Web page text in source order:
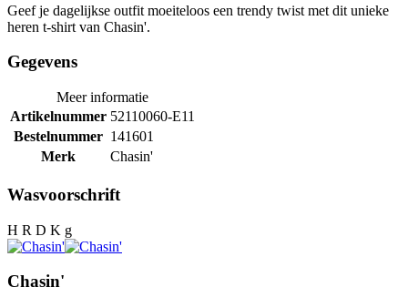
Geef je dagelijkse outfit moeiteloos een trendy twist met dit unieke
heren t-shirt van Chasin'.
Gegevens
Meer informatie
Artikelnummer 52110060-E11
Bestelnummer 141601
Merk
Chasin'
Wasvoorschrift
H R D K g
Chasin'